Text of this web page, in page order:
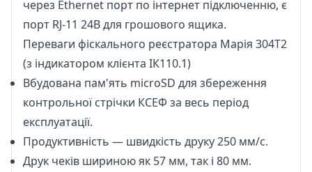
через Ethernet порт по інтернет підключенню, є
порт RJ-11 24B для грошового ящика.
Переваги фіскального реєстратора Марія 304Т2
(з індикатором клієнта ІК110.1)
Вбудована пам'ять microSD для збереження
контрольної стрічки КСЕФ за весь період
експлуатації.
Продуктивність — швидкість друку 250 мм/с.
Друк чеків шириною як 57 мм, так і 80 мм.